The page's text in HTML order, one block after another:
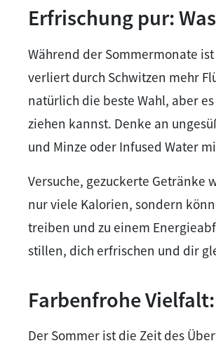
Erfrischung pur:
Während der Sommermonate
verliert durch Schwitzen mehr
natürlich die beste Wahl, aber
ziehen kannst. Denke an
und Minze oder Infused Water
Versuche, gezuckerte Getränke
nur viele Kalorien, sondern
treiben und zu einem
stillen, dich erfrischen und dir
Farbenfrohe
Der Sommer ist die Zeit des